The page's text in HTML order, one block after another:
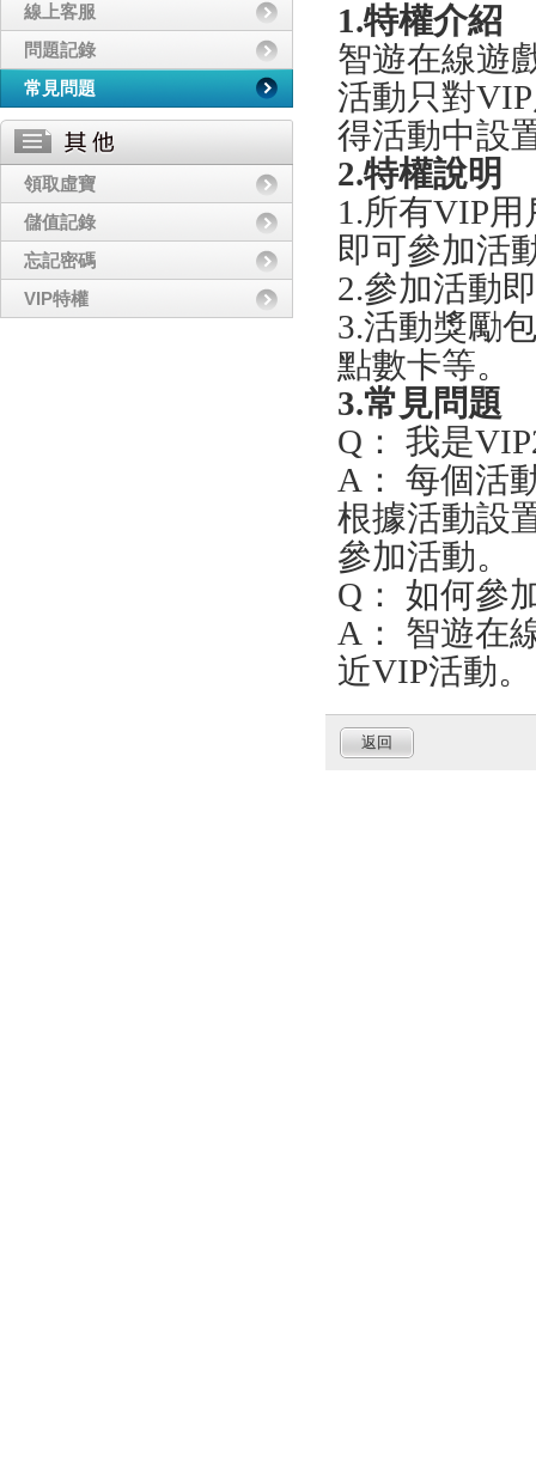
線上客服
問題記錄
常見問題
領取虛寶
儲值記錄
忘記密碼
VIP特權
1.特權介紹
智遊在線遊
活動只對
得活動中設
2.特權說明
1.所有VIP
即可參加活
2.參加活動
3.活動獎勵
點數卡等。
3.常見問題
Q： 我是
A： 每個活
根據活動設
參加活動。
Q： 如何參
A： 智遊在
近VIP活動。
返回